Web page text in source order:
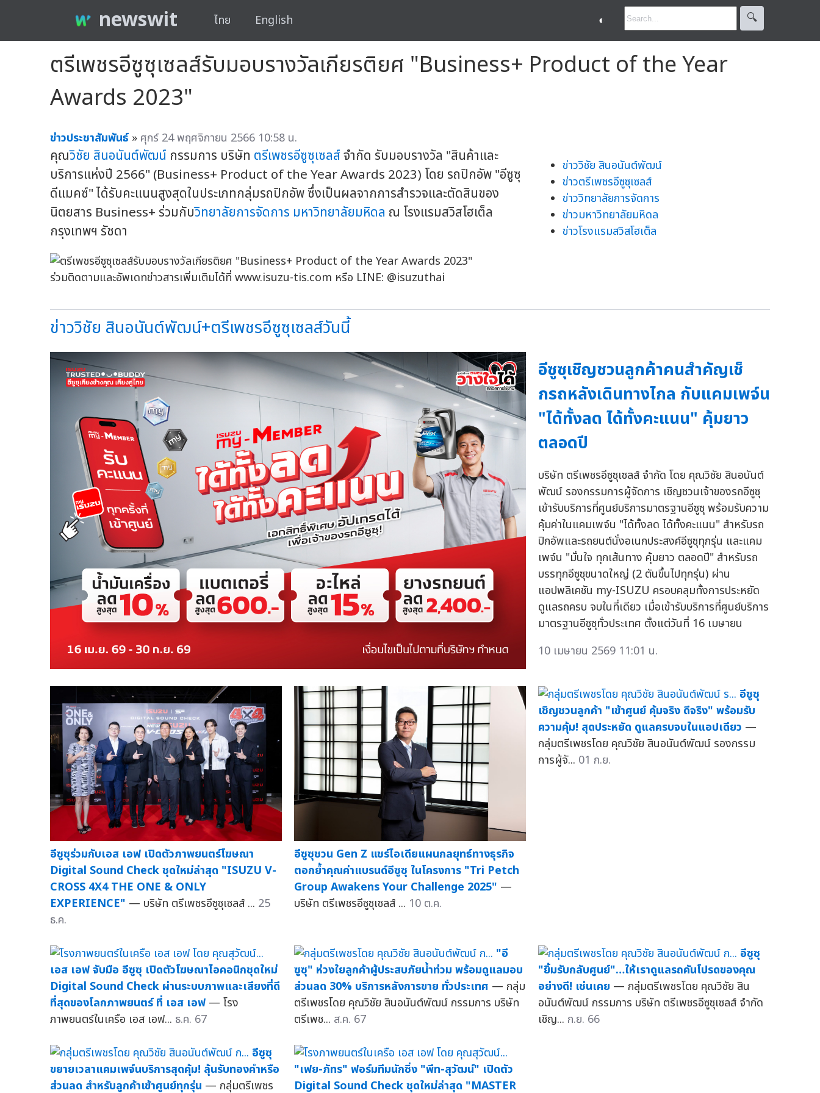
newswit ไทย English ◐ 🔍︎
ตรีเพชรอีซูซุเซลส์รับมอบรางวัลเกียรติยศ "Business+ Product of the Year
Awards 2023"
ข่าวประชาสัมพันธ์ » ศุกร์ 24 พฤศจิกายน 2566 10:58 น.
คุณวิชัย สินอนันต์พัฒน์ กรรมการ บริษัท ตรีเพชรอีซูซุเซลส์จำกัด รับมอบรางวัล "สินค้าและ
บริการแห่งปี 2566" (Business+ Product of the Year Awards 2023) โดย รถปิกอัพ "อีซูซุ
ดีแมคซ์" ได้รับคะแนนสูงสุดในประเภทกลุ่มรถปิกอัพ ซึ่งเป็นผลจากการสำรวจและตัดสินของ
นิตยสาร Business+ ร่วมกับวิทยาลัยการจัดการ มหาวิทยาลัยมหิดล ณ โรงแรมสวิสโฮเต็ล
กรุงเทพฯ รัชดา
ร่วมติดตามและอัพเดทข่าวสารเพิ่มเติมได้ที่ www.isuzu-tis.com หรือ LINE: @isuzuthai
ข่าววิชัย สินอนันต์พัฒน์
ข่าวตรีเพชรอีซูซุเซลส์
ข่าววิทยาลัยการจัดการ
ข่าวมหาวิทยาลัยมหิดล
ข่าวโรงแรมสวิสโฮเต็ล
ข่าววิชัย สินอนันต์พัฒน์+ตรีเพชรอีซูซุเซลส์วันนี้
อีซูซุเชิญชวนลูกค้าคนสำคัญเช็
กรถหลังเดินทางไกล กับแคมเพจ์น
"ได้ทั้งลด ได้ทั้งคะแนน" คุ้มยาว
ตลอดปี
บริษัท ตรีเพชรอีซูซุเซลส์ จำกัด โดย คุณวิชัย สินอนันต์
พัฒน์ รองกรรมการผู้จัดการ เชิญชวนเจ้าของรถอีซูซุ
เข้ารับบริการที่ศูนย์บริการมาตรฐานอีซูซุ พร้อมรับความ
คุ้มค่าในแคมเพจ์น "ได้ทั้งลด ได้ทั้งคะแนน" สำหรับรถ
ปิกอัพและรถยนต์นั่งอเนกประสงค์อีซูซุทุกรุ่น และแคม
เพจ์น "มั่นใจ ทุกเส้นทาง คุ้มยาว ตลอดปี" สำหรับรถ
บรรทุกอีซูซุขนาดใหญ่ (2 ตันขึ้นไปทุกรุ่น) ผ่าน
แอปพลิเคชัน my-ISUZU ครอบคลุมทั้งการประหยัด
ดูแลรถครบ จบในที่เดียว เมื่อเข้ารับบริการที่ศูนย์บริการ
มาตรฐานอีซูซุทั่วประเทศ ตั้งแต่วันที่ 16 เมษายน
10 เมษายน 2569 11:01 น.
อีซูซุร่วมกับเอส เอฟ เปิดตัวภาพยนตร์โฆษณา
Digital Sound Check ชุดใหม่ล่าสุด "ISUZU V-
CROSS 4X4 THE ONE & ONLY
EXPERIENCE" — บริษัท ตรีเพชรอีซูซุเซลส์ ... 25
ธ.ค.
อีซูซุชวน Gen Z แชร์ไอเดียแผนกลยุทธ์ทางธุรกิจ
ตอกย้ำคุณค่าแบรนด์อีซูซุ ในโครงการ "Tri Petch
Group Awakens Your Challenge 2025" —
บริษัท ตรีเพชรอีซูซุเซลส์ ... 10 ต.ค.
อีซูซุ
เชิญชวนลูกค้า "เข้าศูนย์ คุ้มจริง ดีจริง" พร้อมรับ
ความคุ้ม! สุดประหยัด ดูแลครบจบในแอปเดียว —
กลุ่มตรีเพชรโดย คุณวิชัย สินอนันต์พัฒน์ รองกรรม
การผู้จั... 01 ก.ย.
เอส เอฟ จับมือ อีซูซุ เปิดตัวโฆษณาไอคอนิกชุดใหม่
Digital Sound Check ผ่านระบบภาพและเสียงที่ดี
ที่สุดของโลกภาพยนตร์ ที่ เอส เอฟ — โรง
ภาพยนตร์ในเครือ เอส เอฟ... ธ.ค. 67
"อี
ซูซุ" ห่วงใยลูกค้าผู้ประสบภัยน้ำท่วม พร้อมดูแลมอบ
ส่วนลด 30% บริการหลังการขาย ทั่วประเทศ — กลุ่ม
ตรีเพชรโดย คุณวิชัย สินอนันต์พัฒน์ กรรมการ บริษัท
ตรีเพช... ส.ค. 67
อีซูซุ
"ยิ้มรับกลับศูนย์"…ให้เราดูแลรถคันโปรดของคุณ
อย่างดี! เช่นเคย — กลุ่มตรีเพชรโดย คุณวิชัย สิน
อนันต์พัฒน์ กรรมการ บริษัท ตรีเพชรอีซูซุเซลส์ จำกัด
เชิญ... ก.ย. 66
อีซูซุ
ขยายเวลาแคมเพจ์นบริการสุดคุ้ม! ลุ้นรับทองคำหรือ
ส่วนลด สำหรับลูกค้าเข้าศูนย์ทุกรุ่น — กลุ่มตรีเพชร
"เฟย-ภัทร" ฟอร์มทีมนักซิ่ง "พีท-สุวัฒน์" เปิดตัว
Digital Sound Check ชุดใหม่ล่าสุด "MASTER